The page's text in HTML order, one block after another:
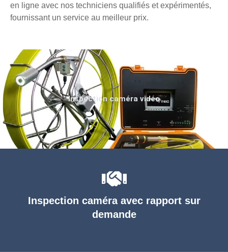
en ligne avec nos techniciens qualifiés et expérimentés,
fournissant un service au meilleur prix.
Inspection caméra avec rapport sur
demande
Inspection caméra vidéo